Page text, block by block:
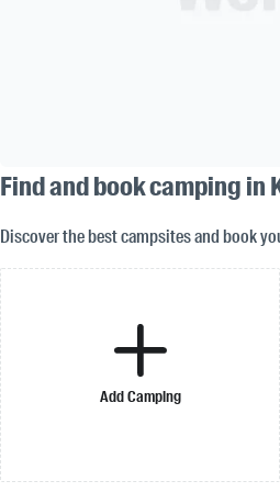
Find and book camping in
Discover the best campsites and book
Add Camping